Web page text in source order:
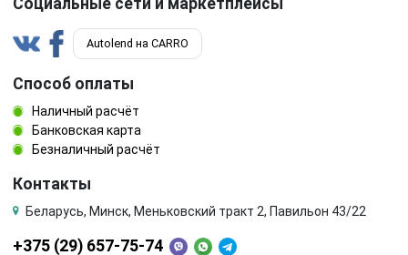
Социальные сети и маркетплейсы
Autolend на CARRO
Способ оплаты
Наличный расчёт
Банковская карта
Безналичный расчёт
Контакты
Беларусь, Минск, Меньковский тракт 2, Павильон 43/22
+375 (29) 657-75-74